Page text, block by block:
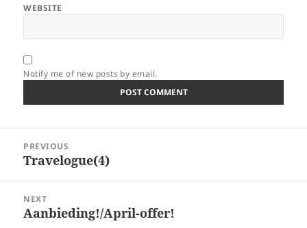
WEBSITE
Notify me of new posts by email.
navigation
PREVIOUS
Previous
Travelogue(4)
NEXT
Next
Aanbieding!/April-offer!